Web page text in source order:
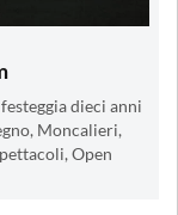
dieci anni
Moncalieri,
Open